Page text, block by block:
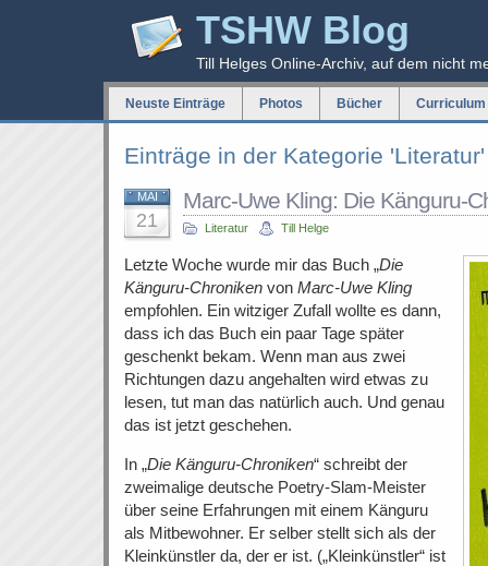
TSHW Blog
Till Helges Online-Archiv, auf dem nicht
Neuste Einträge Photos Bücher
Einträge in der Kategorie 'Literatur'
MAI
21
Marc-Uwe Kling: Die Känguru-
Literatur Till Helge
Letzte Woche wurde mir das Buch „Die
Känguru-Chroniken von Marc-Uwe Kling
empfohlen. Ein witziger Zufall wollte es dann,
dass ich das Buch ein paar Tage später
geschenkt bekam. Wenn man aus zwei
Richtungen dazu angehalten wird etwas zu
lesen, tut man das natürlich auch. Und genau
das ist jetzt geschehen.
In „Die Känguru-Chroniken“ schreibt der
zweimalige deutsche Poetry-Slam-Meister
über seine Erfahrungen mit einem Känguru
als Mitbewohner. Er selber stellt sich als der
Kleinkünstler da, der er ist. („Kleinkünstler“ ist